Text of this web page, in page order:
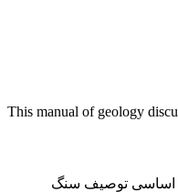
This manual of geology
اساسی توصیف سنگ